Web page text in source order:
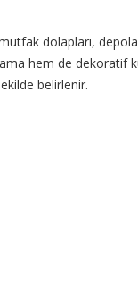
dolapları,
hem de dekoratif
belirlenir.